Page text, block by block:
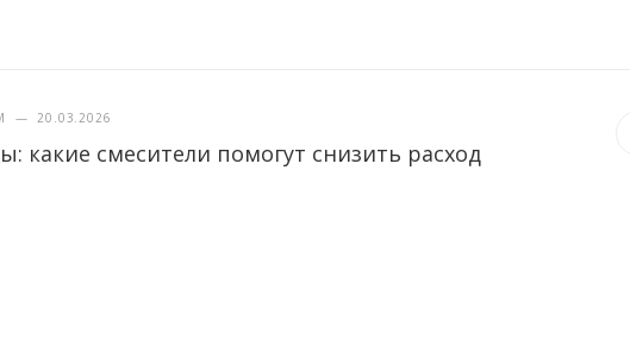
— 20.03.2026
какие смесители помогут снизить расход